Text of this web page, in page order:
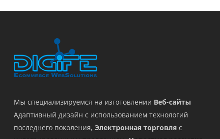
Мы специализируемся на изготовлении Веб-сайты
Адаптивный дизайн с использованием технологий
последнего поколения, Электронная торговля с